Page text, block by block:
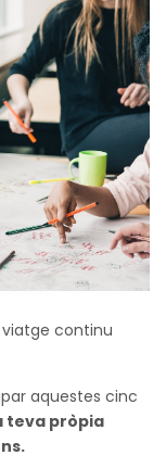
continu
aquestes cinc
teva pròpia